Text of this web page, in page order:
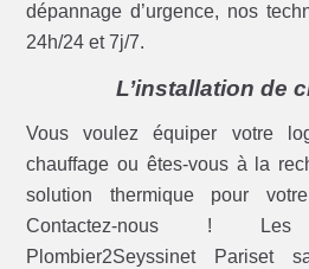
dépannage d’urgence, nos
24h/24 et 7j/7.
L’installation de
Vous voulez équiper votre
chauffage ou êtes-vous à la
solution thermique pour
Contactez-nous !
Plombier2Seyssinet Pariset